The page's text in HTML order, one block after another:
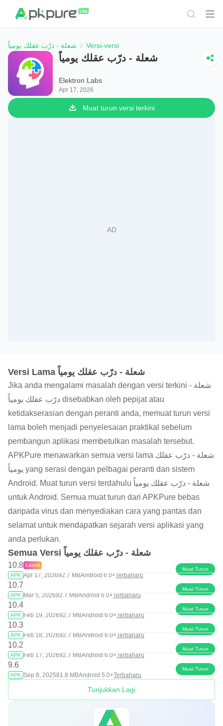
شعلة - درّب عقلك يومياً Versi-versi
شعلة - درّب عقلك يومياً
Elektron Labs
Apr 17, 2026
Muat turun versi terkini
Versi Lama شعلة - درّب عقلك يومياً
Jika anda mengalami masalah dengan versi terkini شعلة -
درّب عقلك يومياً disebabkan oleh pepijat atau
ketidakserasian dengan peranti anda, memuat turun versi
lama boleh menjadi penyelesaian praktikal sebelum
pembangun aplikasi membetulkan masalah tersebut.
APKPure menawarkan semua versi lama شعلة - درّب عقلك
يومياً yang serasi dengan pelbagai peranti dan sistem
Android. Muat turun versi terdahulu شعلة - درّب عقلك يومياً
untuk Android. Semua muat turun dari APKPure bebas
daripada virus dan menyediakan cara yang pantas dan
selamat untuk mendapatkan sejarah versi aplikasi yang
anda perlukan.
Semua Versi شعلة - درّب عقلك يومياً
10.8 Latest
APK Apr 17, 202692.7 MBAndroid 6.0+ Terbaharu
Muat Turun
10.7
APK Mar 5, 202692.7 MBAndroid 6.0+ Terbaharu
Muat Turun
10.4
APK Feb 19, 202692.7 MBAndroid 6.0+ Terbaharu
Muat Turun
10.3
APK Feb 18, 202692.7 MBAndroid 6.0+ Terbaharu
Muat Turun
10.2
APK Feb 17, 202692.7 MBAndroid 6.0+ Terbaharu
Muat Turun
9.6
APK Sep 8, 202581.8 MBAndroid 5.0+Terbaharu
Muat Turun
Tunjukkan Lagi